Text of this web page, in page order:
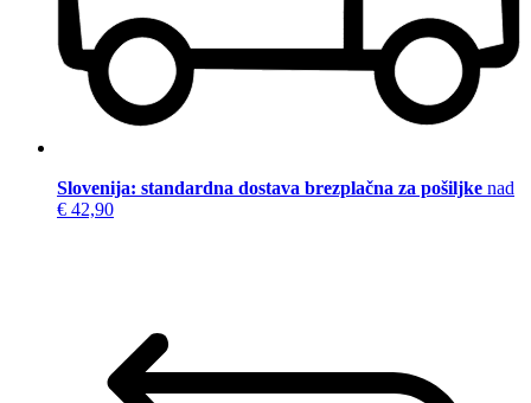
Slovenija: standardna dostava brezplačna za pošiljke nad
€ 42,90